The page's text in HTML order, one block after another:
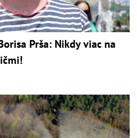
Prša: Nikdy viac na